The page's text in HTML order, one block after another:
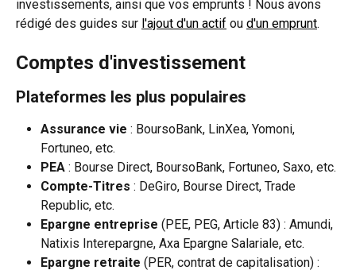
investissements, ainsi que vos emprunts ! Nous avons
rédigé des guides sur l'ajout d'un actif ou d'un emprunt.
Comptes d'investissement
Plateformes les plus populaires
Assurance vie : BoursoBank, LinXea, Yomoni,
Fortuneo, etc.
PEA : Bourse Direct, BoursoBank, Fortuneo, Saxo, etc.
Compte-Titres : DeGiro, Bourse Direct, Trade
Republic, etc.
Epargne entreprise (PEE, PEG, Article 83) : Amundi,
Natixis Interepargne, Axa Epargne Salariale, etc.
Epargne retraite (PER, contrat de capitalisation) :